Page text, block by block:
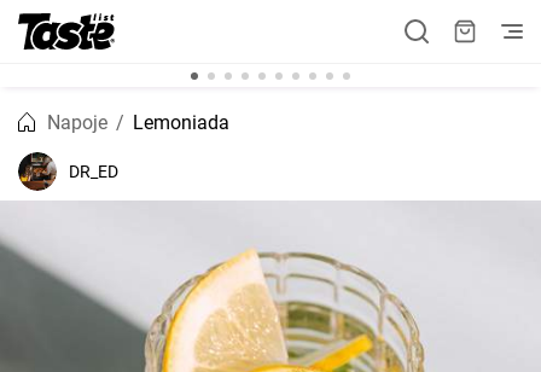
Napoje Lemoniada
DR_ED